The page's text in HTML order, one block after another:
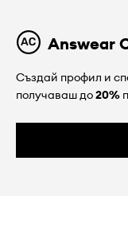
Answear
Създай профил и
получаваш до20%